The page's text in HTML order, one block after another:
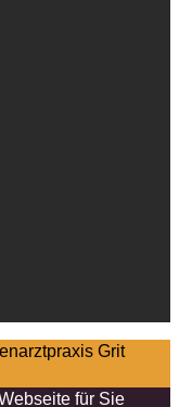
Grit
für Sie